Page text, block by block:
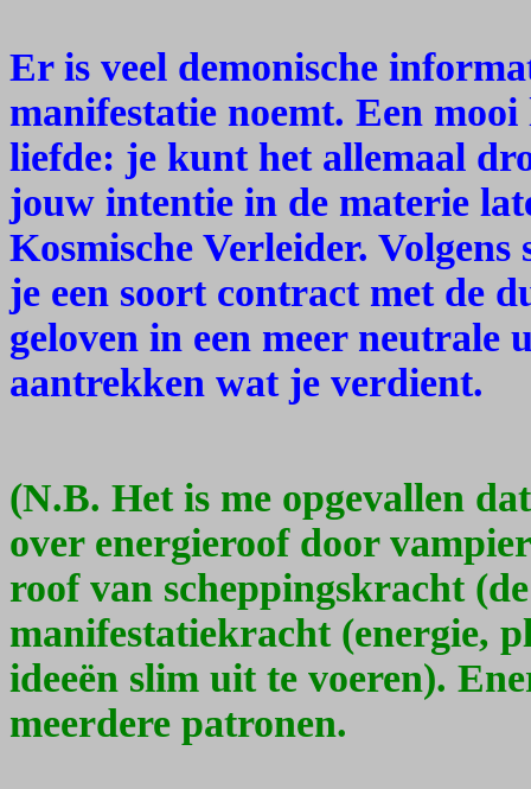
Er is veel demonische
manifestatie noemt. Een
liefde: je kunt het allemaal
jouw intentie in de materie
Kosmische Verleider.
je een soort contract met de
geloven in een meer neutrale
aantrekken wat je verdient.
(N.B. Het is me opgevallen
over energieroof door
roof van scheppingskracht
manifestatiekracht (energie,
ideeën slim uit te voeren).
meerdere patronen.